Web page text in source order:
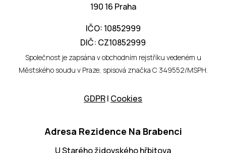
190 16 Praha
IČO: 10852999
DIČ: CZ10852999
Společnost je zapsána v obchodním rejstříku vedeném u
Městského soudu v Praze, spisová značka C 349552/MSPH.
GDPRI Cookies
Adresa Rezidence Na Brabenci
U Starého židovského hřbitova